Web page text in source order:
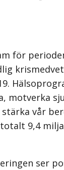
motverka
vår
9,4
ser